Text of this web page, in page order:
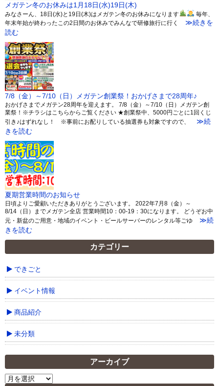
メガテン冬のお休みは1月18日(水)19日(木)
みなさーん、18日(水)と19日(木)はメガテン冬のお休みになります
毎年、
年末年始が終わったこの2日間のお休みでみんなで研修旅行に行く
≫続きを
読む
7/8（金）～7/10（日）メガテン創業祭！おかげさまで28周年♪
おかげさまでメガテン28周年を迎えます。 7/8（金）～7/10（日）メガテン創
業祭！※チラシはこちらからご覧ください ★創業祭中、5000円ごとに1回くじ
引き♪はずれなし！ ※事前にお配りしている抽選券も対象ですので、
≫続
きを読む
夏期営業時間のお知らせ
日頃よりご愛顧いただきありがとうございます。 2022年7月8（金）～
8/14（日）までメガテン全店 営業時間10：00-19：30になります。 どうぞお中
元・新盆のご用意・地域のイベント・ビールサーバーのレンタル等ごゆ
≫続
きを読む
カテゴリー
できごと
イベント情報
商品紹介
未分類
アーカイブ
ア